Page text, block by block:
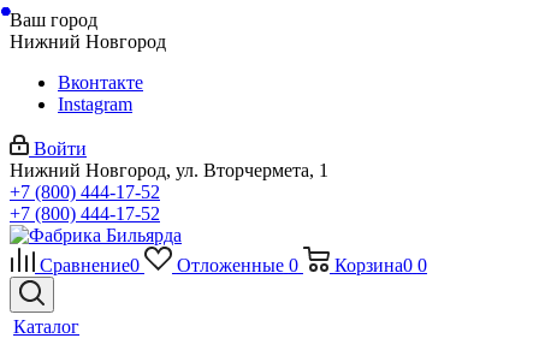
Ваш город
Нижний Новгород
Вконтакте
Instagram
Войти
Нижний Новгород, ул. Вторчермета, 1
+7 (800) 444-17-52
+7 (800) 444-17-52
Сравнение0 Отложенные 0 Корзина0 0
Каталог